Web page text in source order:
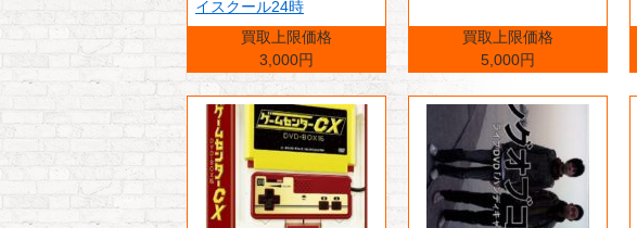
イスクール24時
買取上限価格
3,000円
買取上限価格
5,000円